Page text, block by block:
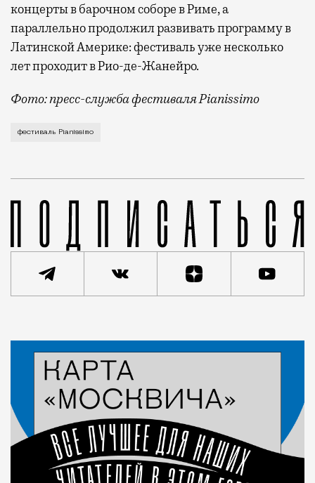
концерты в барочном соборе в Риме, а
параллельно продолжил развивать программу в
Латинской Америке: фестиваль уже несколько
лет проходит в Рио-де-Жанейро.
Фото: пресс-служба фестиваля Pianissimo
Фестиваль Pianissimo объявил программу
фестиваль Pianissimo
Город